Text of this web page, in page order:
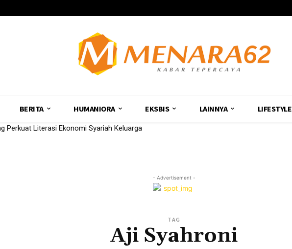
BERITA HUMANIORA EKSBIS LAINNYA LIFESTYLE
Perkuat Literasi Ekonomi Syariah Keluarga
- Advertisement -
TAG
Aji Syahroni